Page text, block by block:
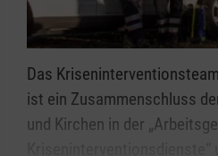
ausgestattet.
Das
ist ein Zusammenschluss
und Kirchen in der